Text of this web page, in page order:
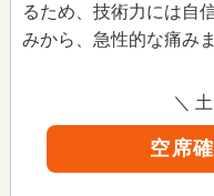
るため、技術力には自
みから、急性的な痛み
＼
空席